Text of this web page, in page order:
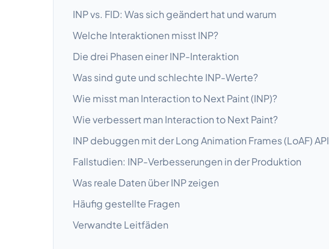
INP vs. FID: Was sich geändert hat und warum
Welche Interaktionen misst INP?
Die drei Phasen einer INP-Interaktion
Was sind gute und schlechte INP-Werte?
Wie misst man Interaction to Next Paint (INP)?
Wie verbessert man Interaction to Next Paint?
INP debuggen mit der Long Animation Frames (LoAF) API
Fallstudien: INP-Verbesserungen in der Produktion
Was reale Daten über INP zeigen
Häufig gestellte Fragen
Verwandte Leitfäden